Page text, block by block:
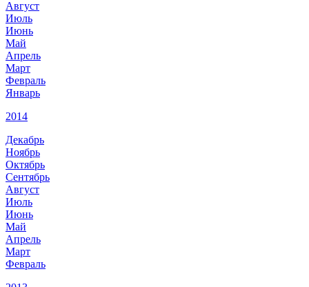
Август
Июль
Июнь
Май
Апрель
Март
Февраль
Январь
2014
Декабрь
Ноябрь
Октябрь
Сентябрь
Август
Июль
Июнь
Май
Апрель
Март
Февраль